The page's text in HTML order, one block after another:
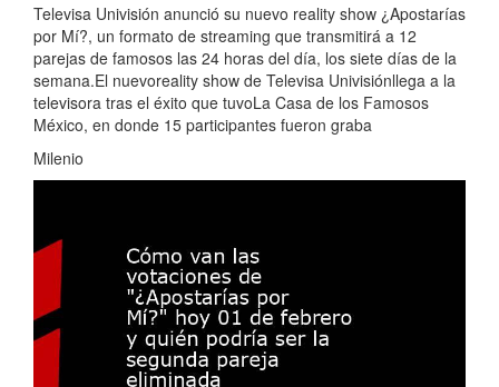
Televisa Univisión anunció su nuevo reality show ¿Apostarías
por Mí?, un formato de streaming que transmitirá a 12
parejas de famosos las 24 horas del día, los siete días de la
semana.El nuevoreality show de Televisa Univisiónllega a la
televisora tras el éxito que tuvoLa Casa de los Famosos
México, en donde 15 participantes fueron graba
Milenio